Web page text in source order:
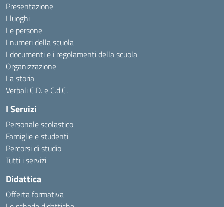
Presentazione
I luoghi
Le persone
I numeri della scuola
I documenti e i regolamenti della scuola
Organizzazione
La storia
Verbali C.D. e C.d.C.
I Servizi
Personale scolastico
Famiglie e studenti
Percorsi di studio
Tutti i servizi
Didattica
Offerta formativa